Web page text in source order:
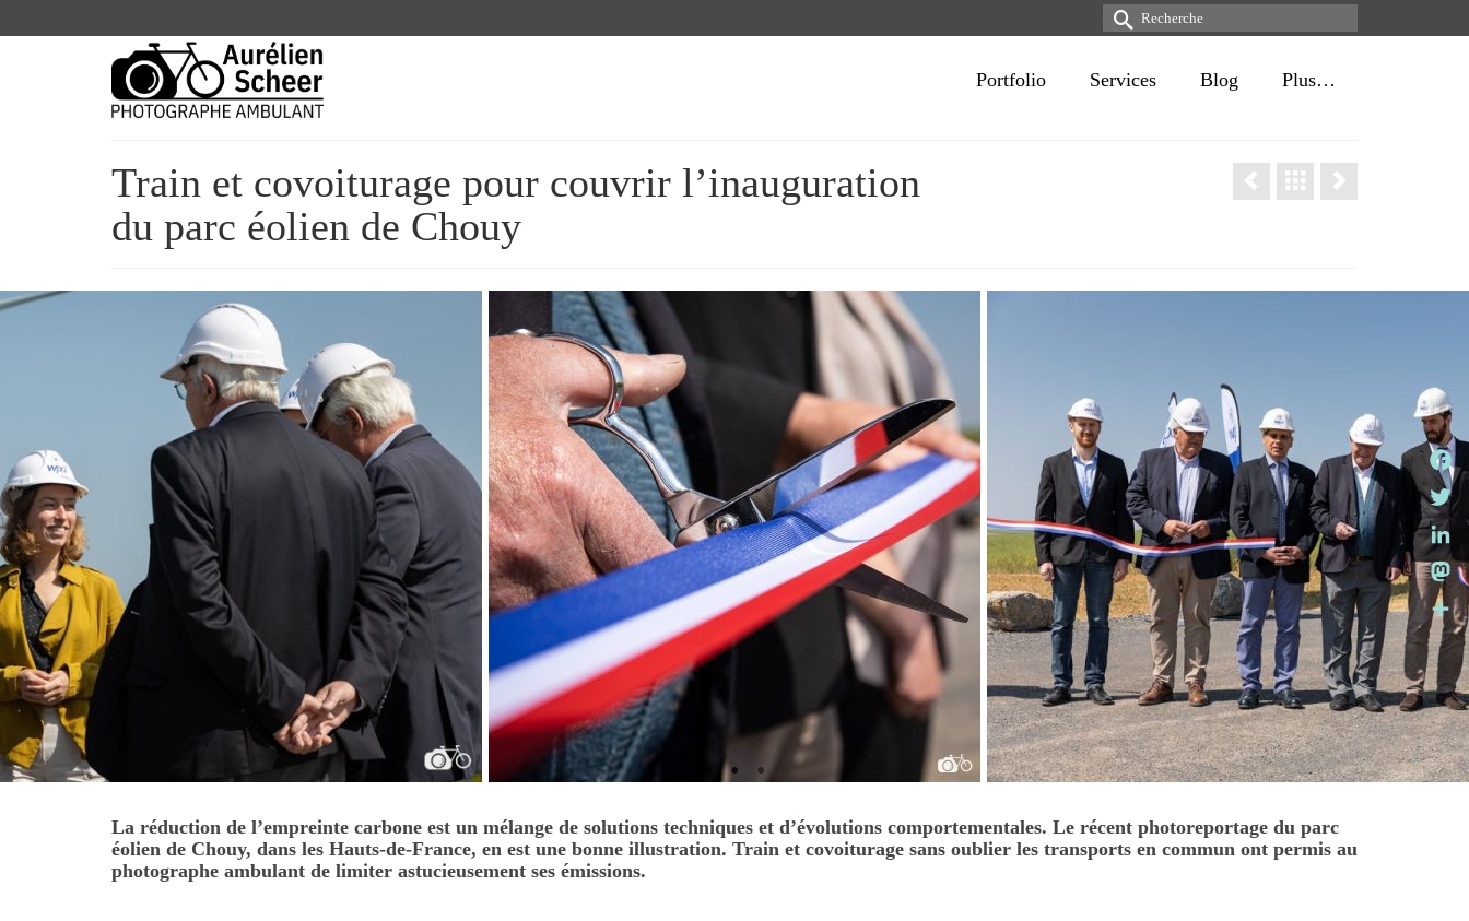
Rechercher :
Portfolio Services Blog Plus…
Train et covoiturage pour couvrir l’inauguration
du parc éolien de Chouy
La réduction de l’empreinte carbone est un mélange de solutions techniques et d’évolutions comportementales. Le récent photoreportage du parc
éolien de Chouy, dans les Hauts-de-France, en est une bonne illustration. Train et covoiturage sans oublier les transports en commun ont permis au
photographe ambulant de limiter astucieusement ses émissions.